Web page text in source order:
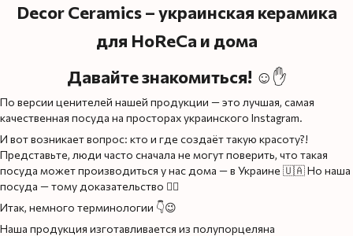
Decor Ceramics – украинская керамика
для HoReCa и дома
Давайте знакомиться! ☺️✋
По версии ценителей нашей продукции — это лучшая, самая
качественная посуда на просторах украинского Instagram.
И вот возникает вопрос: кто и где создаёт такую красоту?!
Представьте, люди часто сначала не могут поверить, что такая
посуда может производиться у нас дома — в Украине 🇺🇦 Но наша
посуда — тому доказательство 👌🏻
Итак, немного терминологии 👇😉
Наша продукция изготавливается из полупорцелянa